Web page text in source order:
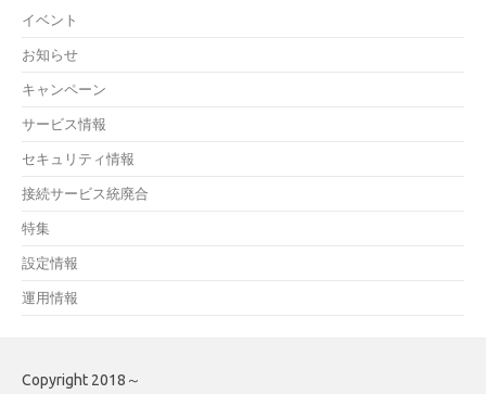
イベント
お知らせ
キャンペーン
サービス情報
セキュリティ情報
接続サービス統廃合
特集
設定情報
運用情報
Copyright 2018～